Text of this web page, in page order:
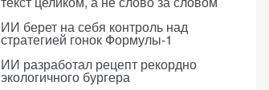
ИИ берет на себя контроль над
стратегией гонок Формулы-1
ИИ разработал рецепт рекордно
экологичного бургера